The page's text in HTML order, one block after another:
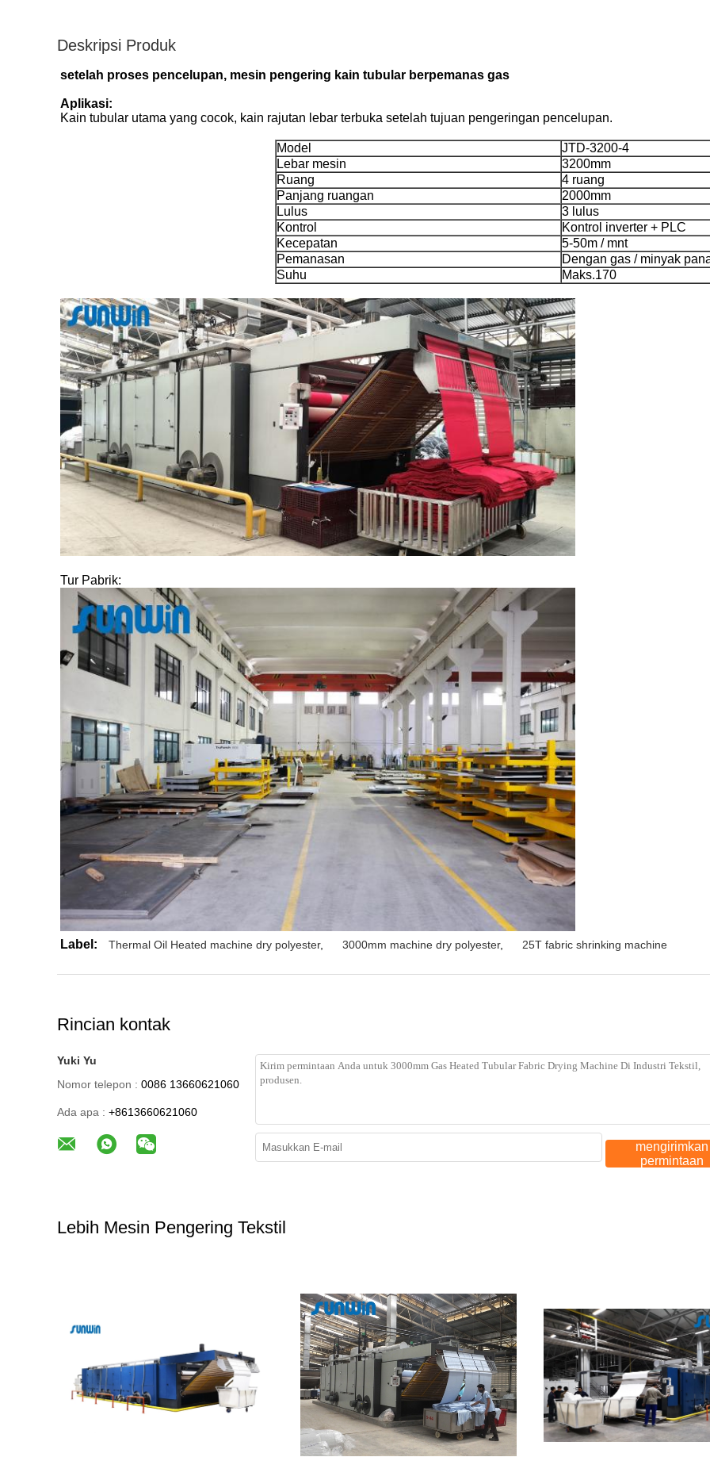
Deskripsi Produk
setelah proses pencelupan, mesin pengering kain tubular berpemanas gas
Aplikasi:
Kain tubular utama yang cocok, kain rajutan lebar terbuka setelah tujuan pengeringan pencelupan.
Model
JTD-3200-4
Lebar mesin
3200mm
Ruang
4 ruang
Panjang ruangan
2000mm
Lulus
3 lulus
Kontrol
Kontrol inverter + PLC
Kecepatan
5-50m / mnt
Pemanasan
Dengan gas / minyak
Suhu
Maks.170
Tur Pabrik:
Label: Thermal Oil Heated machine dry polyester, 3000mm machine dry polyester, 25T fabric shrinking machine
Rincian kontak
Yuki Yu
Nomor telepon : 0086 13660621060
Ada apa : +8613660621060
mengirimkan
permintaan
Lebih Mesin Pengering Tekstil